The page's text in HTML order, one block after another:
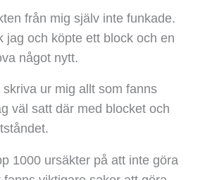
från mig själv inte funkade.
jag och köpte ett block och en
något nytt.
ur mig allt som fanns
väl satt där med blocket och
1000 ursäkter på att inte göra